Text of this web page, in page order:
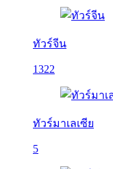
ทัวร์จีน
1322
ทัวร์มาเลเซีย
5